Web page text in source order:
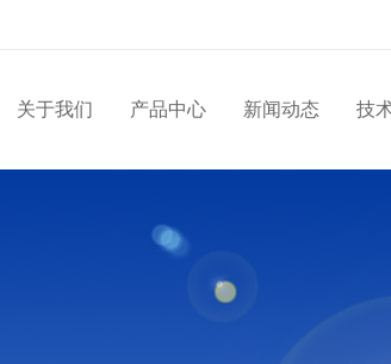
关于我们 产品中心 新闻动态 技